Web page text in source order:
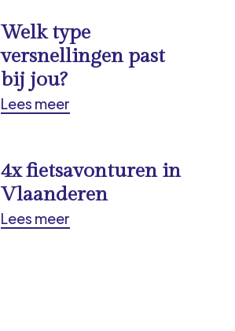
Welk type
versnellingen past
bij jou?
Lees meer
4x fietsavonturen in
Vlaanderen
Lees meer